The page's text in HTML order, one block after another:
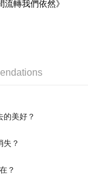
轉我們依然》
的美好？
失？
？